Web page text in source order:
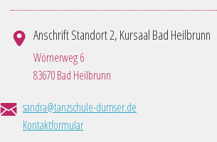
Anschrift Standort 2, Kursaal Bad Heilbrunn
Wörnerweg 6
83670 Bad Heilbrunn
sandra@tanzschule-dumser.de
Kontaktformular